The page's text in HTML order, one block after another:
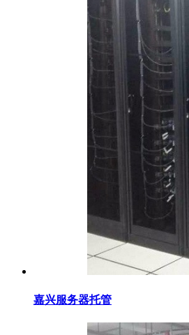
嘉兴服务器托管